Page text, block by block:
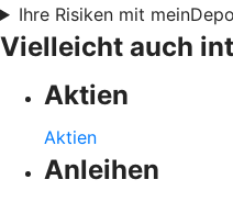
Ihre Risiken mit
Vielleicht auch
Aktien
Aktien
Anleihen